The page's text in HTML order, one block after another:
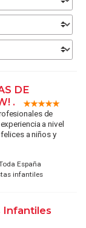
DE
.
de
a nivel
a niños y
España
infantiles
Infantiles